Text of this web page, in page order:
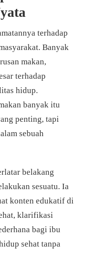
terhadap
Banyak
makan,
terhadap
hidup.
banyak itu
penting, tapi
sebuah
belakang
sesuatu. Ia
konten edukatif di
klarifikasi
bagi ibu
sehat tanpa